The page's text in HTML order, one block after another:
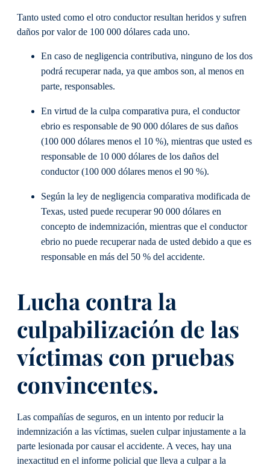
Tanto usted como el otro conductor resultan heridos y sufren
daños por valor de 100 000 dólares cada uno.
En caso de negligencia contributiva, ninguno de los dos
podrá recuperar nada, ya que ambos son, al menos en
parte, responsables.
En virtud de la culpa comparativa pura, el conductor
ebrio es responsable de 90 000 dólares de sus daños
(100 000 dólares menos el 10 %), mientras que usted es
responsable de 10 000 dólares de los daños del
conductor (100 000 dólares menos el 90 %).
Según la ley de negligencia comparativa modificada de
Texas, usted puede recuperar 90 000 dólares en
concepto de indemnización, mientras que el conductor
ebrio no puede recuperar nada de usted debido a que es
responsable en más del 50 % del accidente.
Lucha contra la
culpabilización de las
víctimas con pruebas
convincentes.
Las compañías de seguros, en un intento por reducir la
indemnización a las víctimas, suelen culpar injustamente a la
parte lesionada por causar el accidente. A veces, hay una
inexactitud en el informe policial que lleva a culpar a la